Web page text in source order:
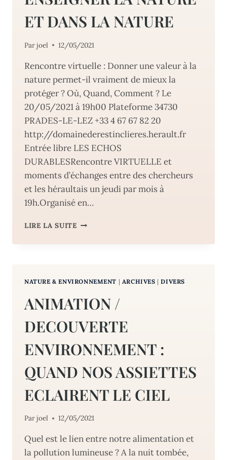
ET DANS LA NATURE
Parjoel 12/05/2021
Rencontre virtuelle : Donner une valeur à la
nature permet-il vraiment de mieux la
protéger ? Où, Quand, Comment ? Le
20/05/2021 à 19h00 Plateforme 34730
PRADES-LE-LEZ +33 4 67 67 82 20
http://domainederestinclieres.herault.fr
Entrée libre LES ECHOS
DURABLESRencontre VIRTUELLE et
moments d’échanges entre des chercheurs
et les héraultais un jeudi par mois à
19h.Organisé en…
LIRE LA SUITERENCONTRE
:
–
ENSEIGNER
LA
ET
LA
NATURE & ENVIRONNEMENT | ARCHIVES |DIVERS
ANIMATION /
DECOUVERTE
ENVIRONNEMENT :
QUAND NOS ASSIETTES
ECLAIRENT LE CIEL
Parjoel 12/05/2021
Quel est le lien entre notre alimentation et
la pollution lumineuse ? A la nuit tombée,